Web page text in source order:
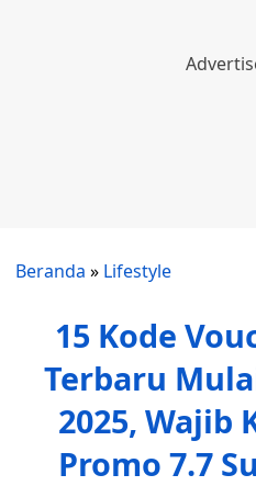
Beranda » Lifestyle
15 Kode
Terbaru
2025, Wajib
Promo 7.7